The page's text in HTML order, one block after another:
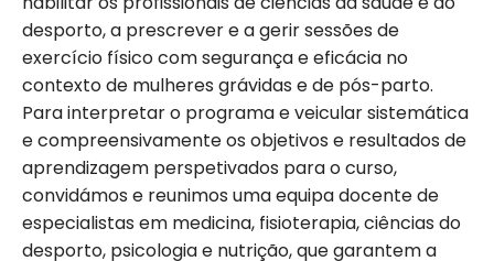
desporto, a prescrever e a gerir sessões de
exercício físico com segurança e eficácia no
contexto de mulheres grávidas e de pós-parto.
Para interpretar o programa e veicular sistemática
e compreensivamente os objetivos e resultados de
aprendizagem perspetivados para o curso,
convidámos e reunimos uma equipa docente de
especialistas em medicina, fisioterapia, ciências do
desporto, psicologia e nutrição, que garantem a